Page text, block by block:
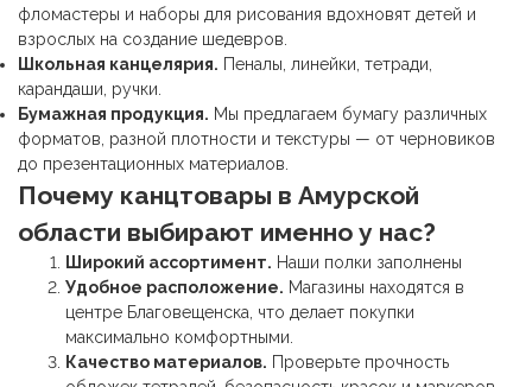
фломастеры и наборы для рисования вдохновят детей и
взрослых на создание шедевров.
Школьная канцелярия. Пеналы, линейки, тетради,
карандаши, ручки.
Бумажная продукция. Мы предлагаем бумагу различных
форматов, разной плотности и текстуры — от черновиков
до презентационных материалов.
Почему канцтовары в Амурской
области выбирают именно у нас?
Широкий ассортимент. Наши полки заполнены
Удобное расположение. Магазины находятся в
центре Благовещенска, что делает покупки
максимально комфортными.
Качество материалов. Проверьте прочность